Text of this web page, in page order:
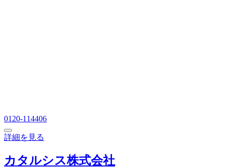
0120-114406
詳細を見る
カタルシス株式会社